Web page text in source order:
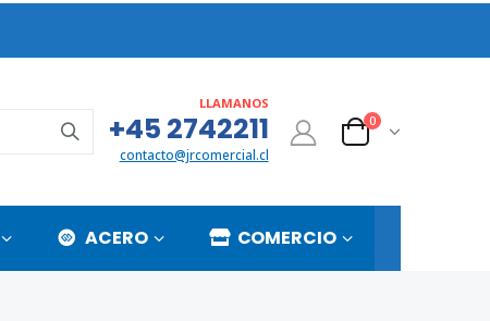
LLAMANOS
+45 2742211
contacto@jrcomercial.cl
0
ACERO COMERCIO